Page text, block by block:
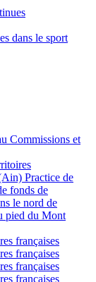
dans le sport
Commissions et
Practice de
fonds de
le nord de
pied du Mont
françaises
françaises
françaises
françaises